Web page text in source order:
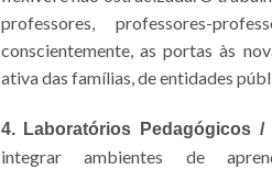
professores, professores-
conscientemente, as portas às
ativa das famílias, de entidades
4. Laboratórios Pedagógicos
integrar ambientes de